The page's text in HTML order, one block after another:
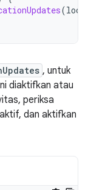
(
, untuk
diaktifkan atau
periksa
dan aktifkan